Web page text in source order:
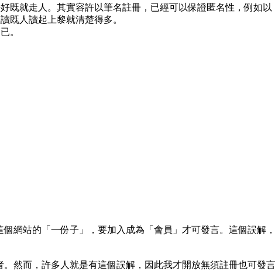
既就走人。其實容許以筆名註冊，已經可以保證匿名性，例如
既人讀起上黎就清楚得多。
。
網站的「一份子」，要加入成為「會員」才可發言。這個誤解
然而，許多人就是有這個誤解，因此我才開放無須註冊也可發言